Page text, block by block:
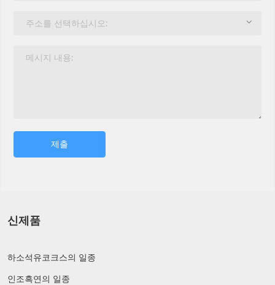
제출
신제품
하소석유코크스의 일종
인조흑연의 일종